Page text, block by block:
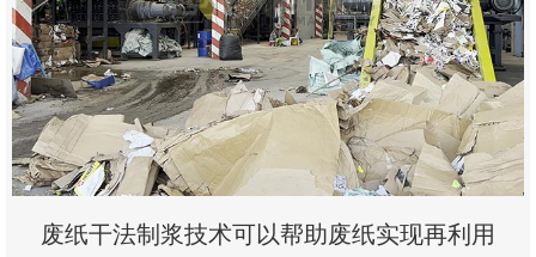
废纸干法制浆技术可以帮助废纸实现再利用